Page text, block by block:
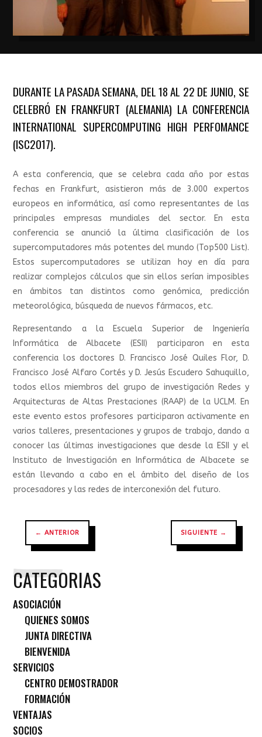
DURANTE LA PASADA SEMANA, DEL 18 AL 22 DE JUNIO, SE
CELEBRÓ EN FRANKFURT (ALEMANIA) LA CONFERENCIA
INTERNATIONAL SUPERCOMPUTING HIGH PERFOMANCE
(ISC2017).
A esta conferencia, que se celebra cada año por estas
fechas en Frankfurt, asistieron más de 3.000 expertos
europeos en informática, así como representantes de las
principales empresas mundiales del sector. En esta
conferencia se anunció la última clasificación de los
supercomputadores más potentes del mundo (Top500 List).
Estos supercomputadores se utilizan hoy en día para
realizar complejos cálculos que sin ellos serían imposibles
en ámbitos tan distintos como genómica, predicción
meteorológica, búsqueda de nuevos fármacos, etc.
Representando a la Escuela Superior de Ingeniería
Informática de Albacete (ESII) participaron en esta
conferencia los doctores D. Francisco José Quiles Flor, D.
Francisco José Alfaro Cortés y D. Jesús Escudero Sahuquillo,
todos ellos miembros del grupo de investigación Redes y
Arquitecturas de Altas Prestaciones (RAAP) de la UCLM. En
este evento estos profesores participaron activamente en
varios talleres, presentaciones y grupos de trabajo, dando a
conocer las últimas investigaciones que desde la ESII y el
Instituto de Investigación en Informática de Albacete se
están llevando a cabo en el ámbito del diseño de los
procesadores y las redes de interconexión del futuro.
← ANTERIOR SIGUIENTE →
CATEGORIAS
ASOCIACIÓN
QUIENES SOMOS
JUNTA DIRECTIVA
BIENVENIDA
SERVICIOS
CENTRO DEMOSTRADOR
FORMACIÓN
VENTAJAS
SOCIOS